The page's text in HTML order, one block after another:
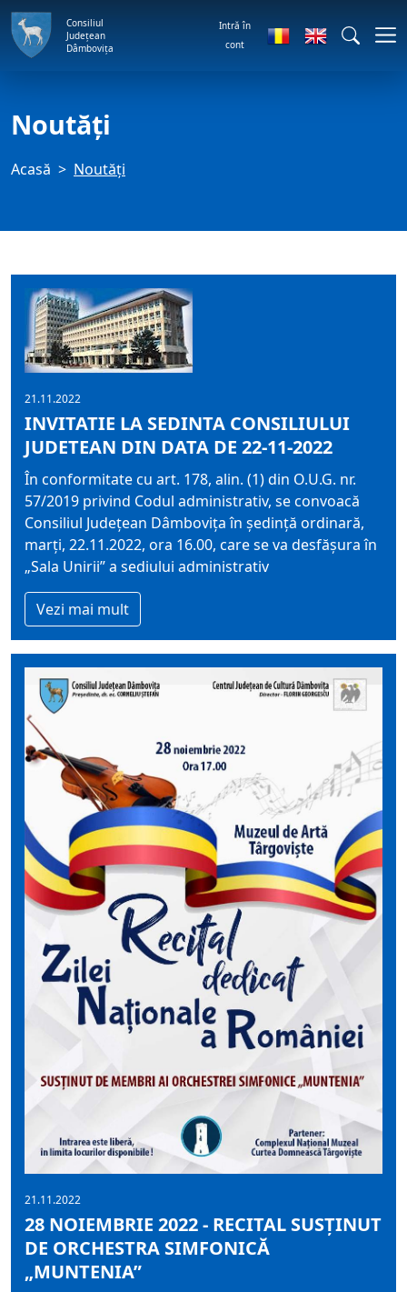
Consiliul
Județean
Dâmbovița
Intră în
cont
Noutăți
Acasă Noutăți
21.11.2022
INVITATIE LA SEDINTA CONSILIULUI
JUDETEAN DIN DATA DE 22-11-2022
În conformitate cu art. 178, alin. (1) din O.U.G. nr.
57/2019 privind Codul administrativ, se convoacă
Consiliul Judeţean Dâmboviţa în şedinţă ordinară,
marți, 22.11.2022, ora 16.00, care se va desfăşura în
„Sala Unirii” a sediului administrativ
Vezi mai mult
21.11.2022
28 NOIEMBRIE 2022 - RECITAL SUSȚINUT
DE ORCHESTRA SIMFONICĂ
„MUNTENIA”